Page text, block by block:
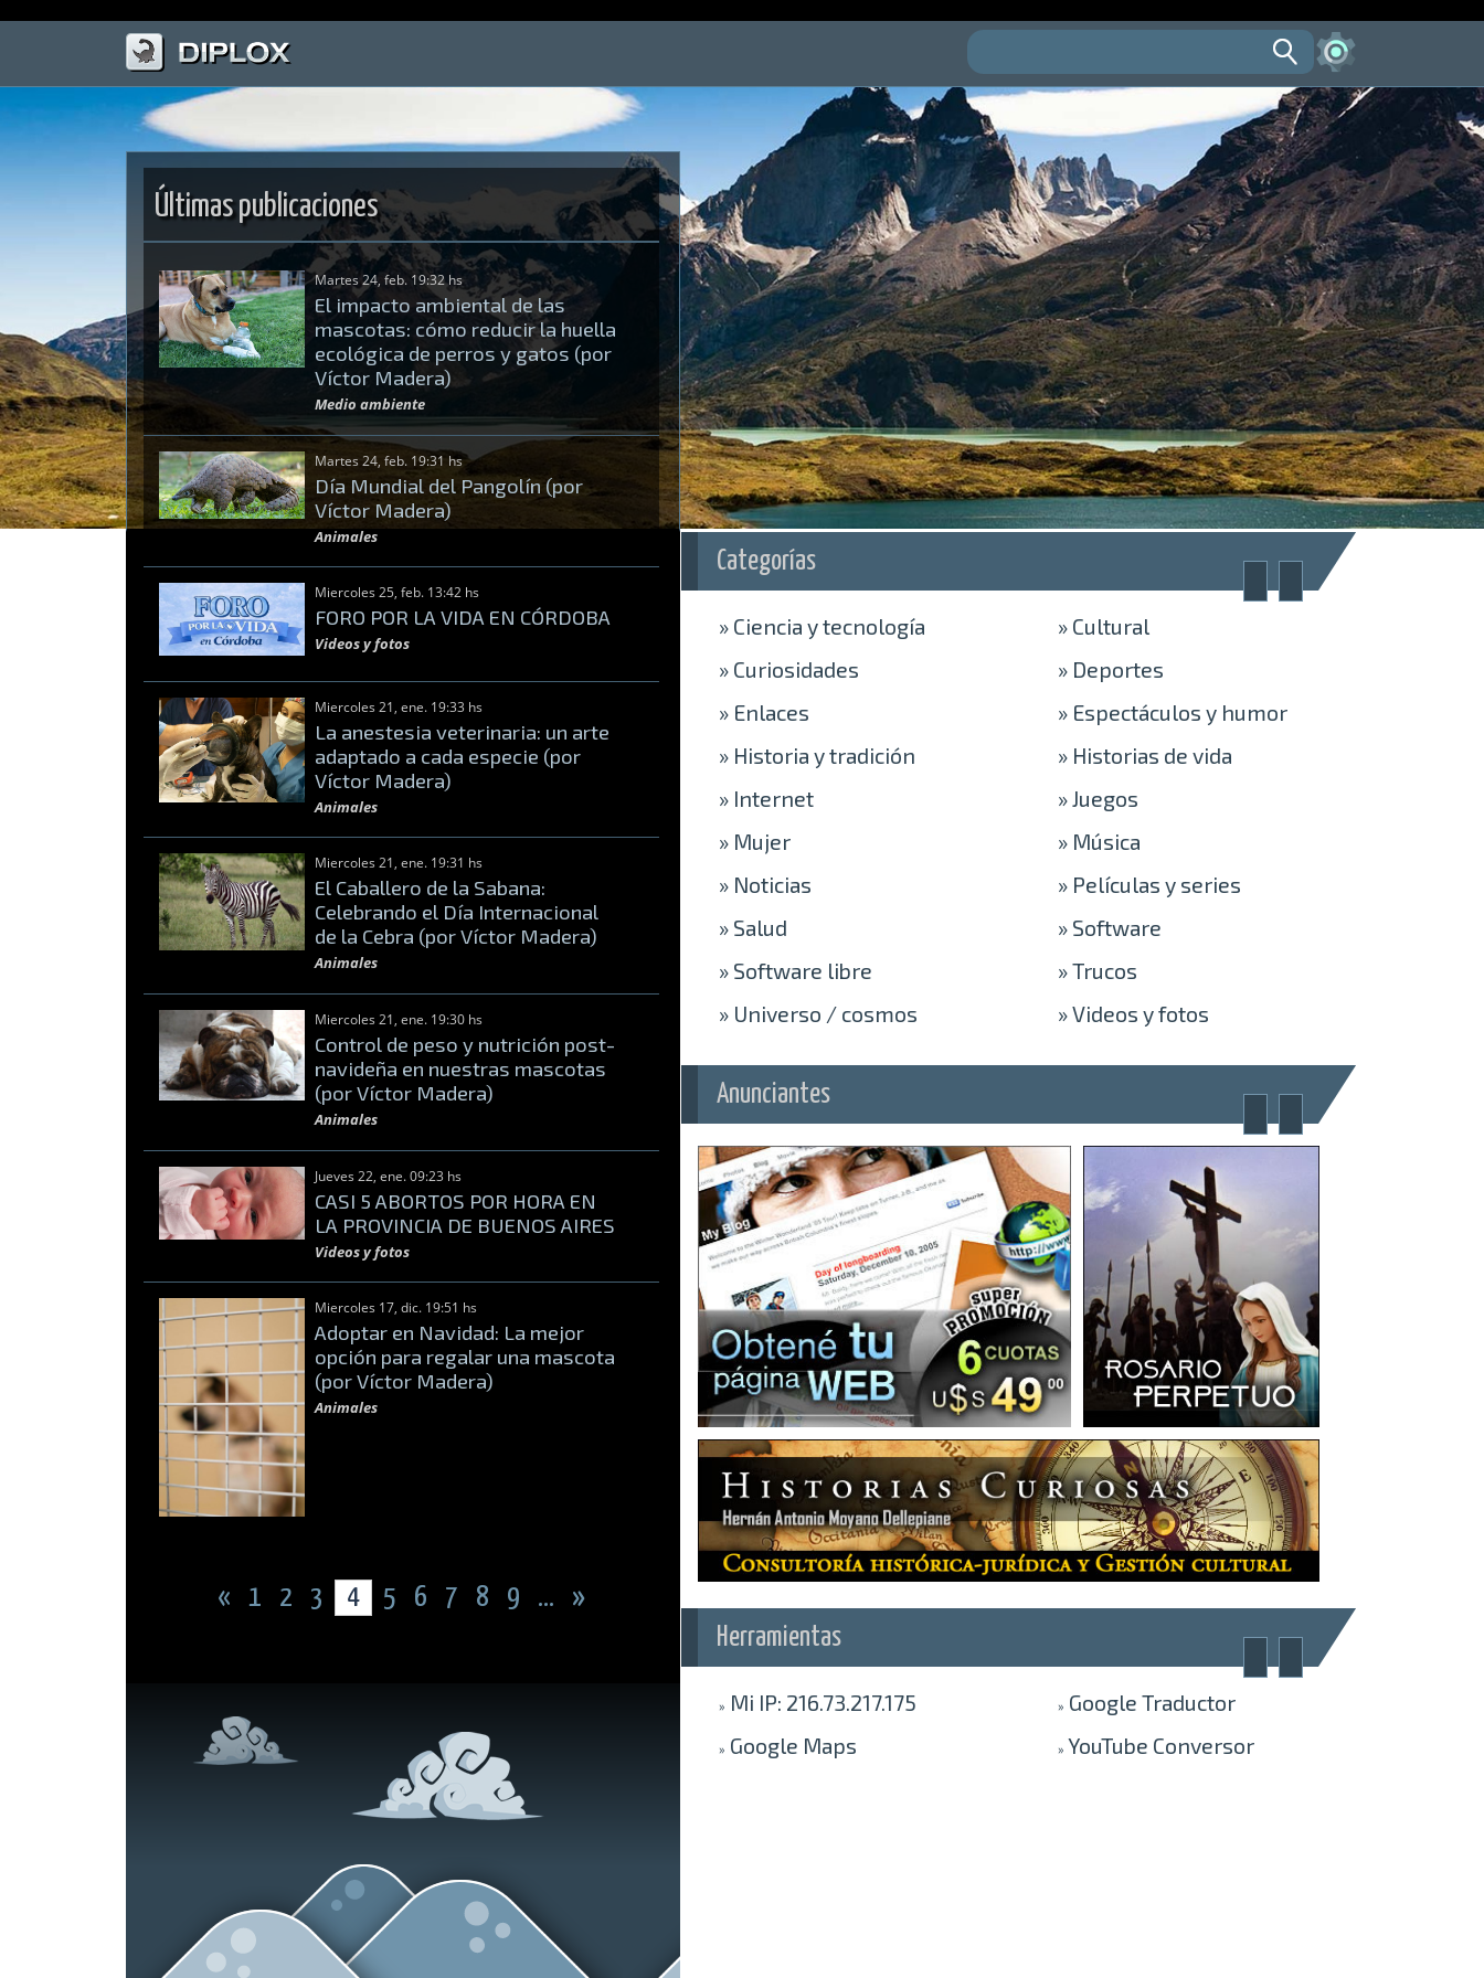
Últimas publicaciones
Martes 24, feb. 19:32 hs
El impacto ambiental de las
mascotas: cómo reducir la huella
ecológica de perros y gatos (por
Víctor Madera)
Medio ambiente
Martes 24, feb. 19:31 hs
Día Mundial del Pangolín (por
Víctor Madera)
Animales
Miercoles 25, feb. 13:42 hs
FORO POR LA VIDA EN CÓRDOBA
Videos y fotos
Miercoles 21, ene. 19:33 hs
La anestesia veterinaria: un arte
adaptado a cada especie (por
Víctor Madera)
Animales
Miercoles 21, ene. 19:31 hs
El Caballero de la Sabana:
Celebrando el Día Internacional
de la Cebra (por Víctor Madera)
Animales
Miercoles 21, ene. 19:30 hs
Control de peso y nutrición post-
navideña en nuestras mascotas
(por Víctor Madera)
Animales
Jueves 22, ene. 09:23 hs
CASI 5 ABORTOS POR HORA EN
LA PROVINCIA DE BUENOS AIRES
Videos y fotos
Miercoles 17, dic. 19:51 hs
Adoptar en Navidad: La mejor
opción para regalar una mascota
(por Víctor Madera)
Animales
« 1 2 3 4 5 6 7 8 9 ... »
Categorías
» Ciencia y tecnología » Cultural
» Curiosidades » Deportes
» Enlaces » Espectáculos y humor
» Historia y tradición » Historias de vida
» Internet »Juegos
» Mujer » Música
» Noticias » Películas y series
» Salud » Software
» Software libre »Trucos
» Universo / cosmos »Videos y fotos
Anunciantes
Herramientas
» Mi IP: 216.73.217.175 » GoogleTraductor
» Google Maps » YouTube Conversor